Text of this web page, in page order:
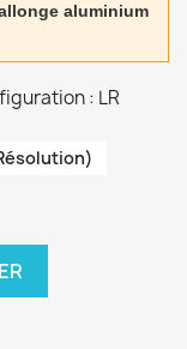
aluminium
: LR